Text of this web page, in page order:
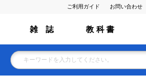
ご利用ガイド お問い合わせ
雑 誌 教 科 書